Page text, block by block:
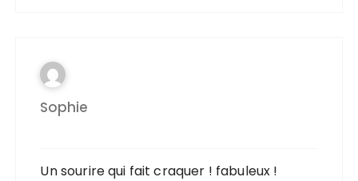
Sophie
Un sourire qui fait craquer ! fabuleux !